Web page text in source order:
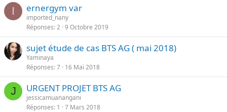
I ernergym var
imported_nany
Réponses 2 9 Octobre 2019
sujet étude de cas BTS AG ( mai 2018)
Yaminaya
Réponses 7 16 Mai 2018
J URGENT PROJET BTS AG
jessicamuanangani
Réponses 1 7 Mars 2018